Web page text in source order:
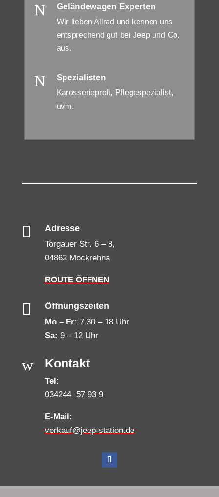
N Geländewagen Experten
Wir lieben Allrad und kennen uns
entsprechend gut bei Jeep und Co.
aus.
N Spezialisten
Karosserieprofi, Pflegespezialist,
uvm.
 Adresse
Torgauer Str. 6 – 8,
04862 Mockrehna
ROUTE ÖFFNEN
 Öffnungszeiten
Mo – Fr: 7.30 – 18 Uhr
Sa: 9 – 12 Uhr
w Kontakt
Tel:
034244 57 93 9
E-Mail:
verkauf@jeep-station.de